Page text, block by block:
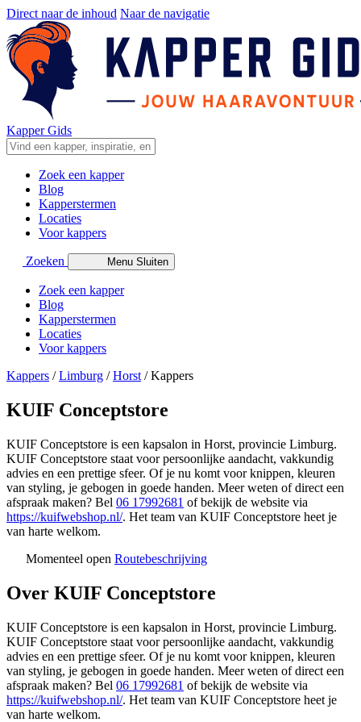
Direct naar de inhoud Naar de navigatie
Kapper Gids
Zoek een kapper
Blog
Kapperstermen
Locaties
Voor kappers
Zoeken Menu Sluiten
Zoek een kapper
Blog
Kapperstermen
Locaties
Voor kappers
Kappers /Limburg /Horst /Kappers
KUIF Conceptstore
KUIF Conceptstore is een kapsalon in Horst, provincie Limburg.
KUIF Conceptstore staat voor persoonlijke aandacht, vakkundig
advies en een prettige sfeer. Of je nu komt voor knippen, kleuren
van styling, je gebogen in goede handen. Meer weten of direct een
afspraak maken? Bel 06 17992681 of bekijk de website via
https://kuifwebshop.nl/. Het team van KUIF Conceptstore heet je
van harte welkom.
Momenteel open Routebeschrijving
+
Over KUIF Conceptstore
KUIF Conceptstore is een kapsalon in Horst, provincie Limburg.
KUIF Conceptstore staat voor persoonlijke aandacht, vakkundig
advies en een prettige sfeer. Of je nu komt voor knippen, kleuren
van styling, je gebogen in goede handen. Meer weten of direct een
afspraak maken? Bel 06 17992681 of bekijk de website via
https://kuifwebshop.nl/. Het team van KUIF Conceptstore heet je
van harte welkom.